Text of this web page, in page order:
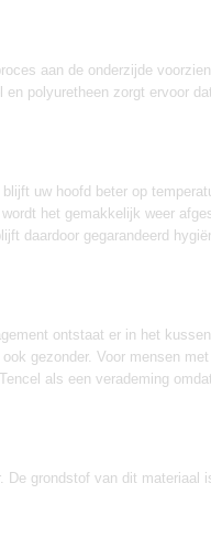
aan de onderzijde
polyuretheen zorgt ervoor
uw hoofd beter op
het gemakkelijk weer
daardoor gegarandeerd
ontstaat er in het
gezonder. Voor mensen
als een verademing
grondstof van dit